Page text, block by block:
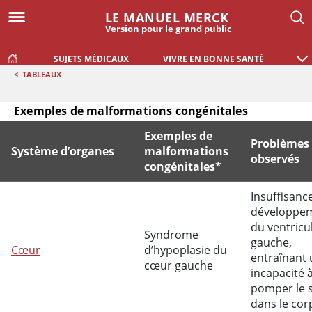
LE MANUEL MERCK
Version pour le grand public
SUJETS MÉDICAUX VIVRE EN BONNE SANTÉ
< TABLEAUX
Exemples de malformations congénitales
Système d’organes
Exemples de
malformations
congénitales*
Problèmes
observés
Cœur
Syndrome
d’hypoplasie du
cœur gauche
du
gauche,
entraînant
incapacité
pomper le
dans le